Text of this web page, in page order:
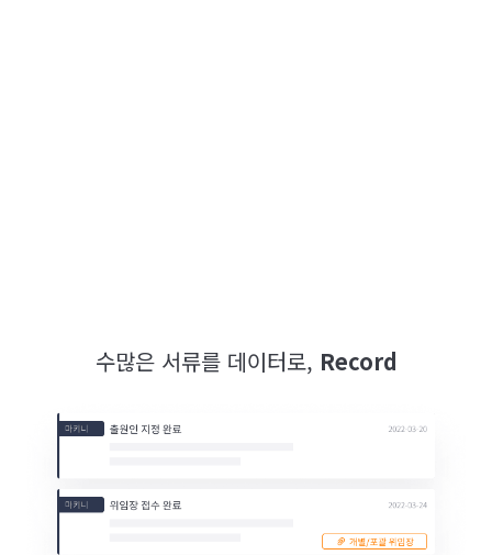
수많은 서류를 데이터로, Record